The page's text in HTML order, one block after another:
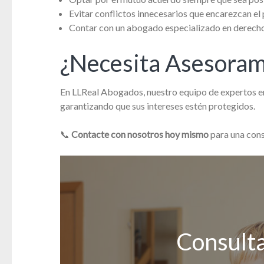
Evitar conflictos innecesarios que encarezcan el
Contar con un abogado especializado en
¿Necesita
En LLReal Abogados, nuestro equipo de expertos
garantizando que sus intereses estén protegidos.
📞 Contacte con nosotros hoy mismopara una